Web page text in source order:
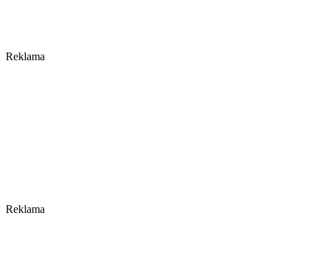
Reklama
Reklama